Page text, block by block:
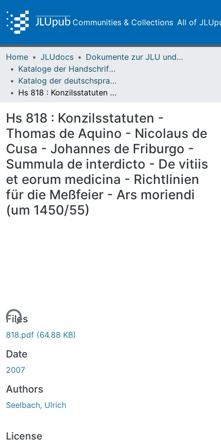
Communities & Collections All of
Home JLUdocs
Dokumente zur JLU und ihren Sammlungen
Kataloge der Handschriften der Universitätsbibliothek
Katalog der deutschsprachigen mittelalterlichen Handschriften – Seelbach
Hs 818 : Konzilsstatuten - Thomas de Aquino - Nicolaus de Cusa - Johannes de Friburgo - Summula de interdicto - De vitiis et eorum medicina - Richtlinien für die Meßfeier - Ars moriendi (um 1450/55)
Hs 818 : Konzilsstatuten -
Thomas de Aquino - Nicolaus de
Cusa - Johannes de Friburgo -
Summula de interdicto - De vitiis
et eorum medicina - Richtlinien
für die Meßfeier - Ars moriendi
(um 1450/55)
Files
818.pdf (64.88 KB)
Date
2007
Authors
Seelbach, Ulrich
License